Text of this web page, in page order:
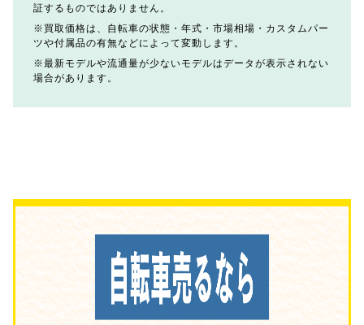
証するものではありません。
買取価格は、自転車の状態・年式・市場相場・カスタムパー
ツや付属品の有無などによって変動します。
最新モデルや流通量が少ないモデルはデータが表示されない
場合があります。